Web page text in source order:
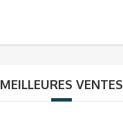
MEILLEURES VENTES